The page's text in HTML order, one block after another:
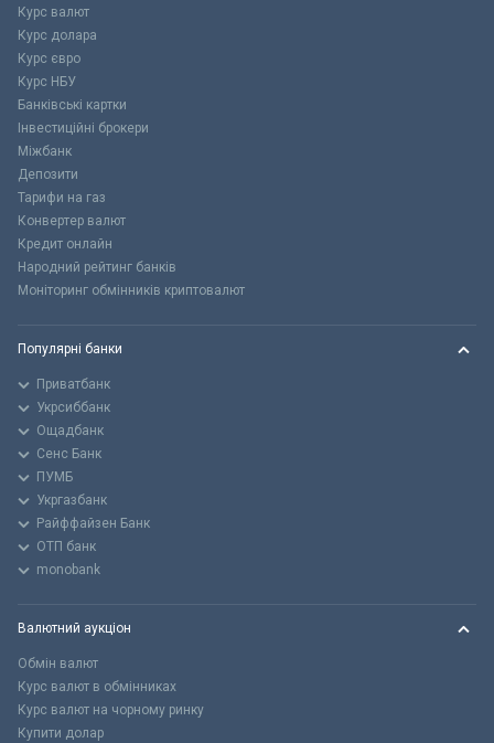
Курс валют
Курс долара
Курс євро
Курс НБУ
Банківські картки
Інвестиційні брокери
Міжбанк
Депозити
Тарифи на газ
Конвертер валют
Кредит онлайн
Народний рейтинг банків
Моніторинг обмінників криптовалют
Популярні банки
Приватбанк
Укрсиббанк
Ощадбанк
Сенс Банк
ПУМБ
Укргазбанк
Райффайзен Банк
ОТП банк
monobank
Валютний аукціон
Обмін валют
Курс валют в обмінниках
Курс валют на чорному ринку
Купити долар